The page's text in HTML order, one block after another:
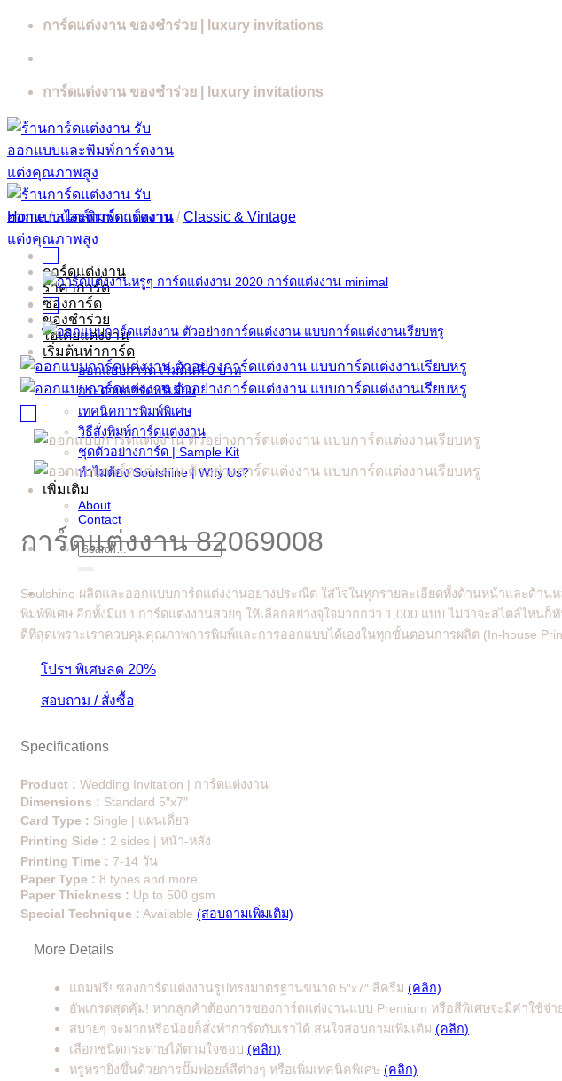
Skip
การ์ดแต่งงาน ของชำร่วย | luxury invitations
การ์ดแต่งงาน ของชำร่วย | luxury invitations
การ์ดแต่งงาน
ราคาการ์ด
ซองการ์ด
ของชำร่วย
ไอเดียแต่งงาน
เริ่มต้นทำการ์ด
ออกแบบการ์ด เริ่มต้นที่ 0 บาท
กระดาษการ์ดพรีเมี่ยม
เทคนิคการพิมพ์พิเศษ
วิธีสั่งพิมพ์การ์ดแต่งงาน
ชุดตัวอย่างการ์ด | Sample Kit
ทำไมต้อง Soulshine | Why Us?
เพิ่มเติม
About
Contact
Search
for:
Home / สไตล์การ์ดแต่งงาน / Classic & Vintage
การ์ดแต่งงาน 82069008
Soulshine ผลิตและออกแบบการ์ดแต่งงานอย่างประณีต ใส่ใจในทุกรายละเอียดทั้งด้านหน้าและด้า
พิมพ์พิเศษ อีกทั้งมีแบบการ์ดแต่งงานสวยๆ ให้เลือกอย่างจุใจมากกว่า 1,000 แบบ ไม่ว่าจะสไตล์ไห
ดีที่สุดเพราะเราควบคุมคุณภาพการพิมพ์และการออกแบบได้เองในทุกขั้นตอนการผลิต (In-house
โปรฯ พิเศษลด 20%
สอบถาม / สั่งซื้อ
Specifications
Product : Wedding Invitation | การ์ดแต่งงาน
Dimensions : Standard 5″x7″
Card Type : Single | แผ่นเดี่ยว
Printing Side : 2 sides | หน้า-หลัง
Printing Time : 7-14 วัน
Paper Type : 8 types and more
Paper Thickness : Up to 500 gsm
Special Technique : Available (สอบถามเพิ่มเติม)
More Details
แถมฟรี! ซองการ์ดแต่งงานรูปทรงมาตรฐานขนาด 5″x7″ สีครีม (คลิก)
อัพเกรดสุดคุ้ม! หากลูกค้าต้องการซองการ์ดแต่งงานแบบ Premium หรือสีพิเศษจะมีค่าใช้จ่าย
สบายๆ จะมากหรือน้อยก็สั่งทำการ์ดกับเราได้ สนใจสอบถามเพิ่มเติม (คลิก)
เลือกชนิดกระดาษได้ตามใจชอบ (คลิก)
หรูหรายิ่งขึ้นด้วยการปั๊มฟอยล์สีต่างๆ หรือเพิ่มเทคนิคพิเศษ (คลิก)